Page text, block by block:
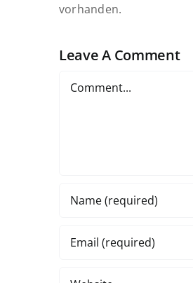
vorhanden.
Leave A Comment